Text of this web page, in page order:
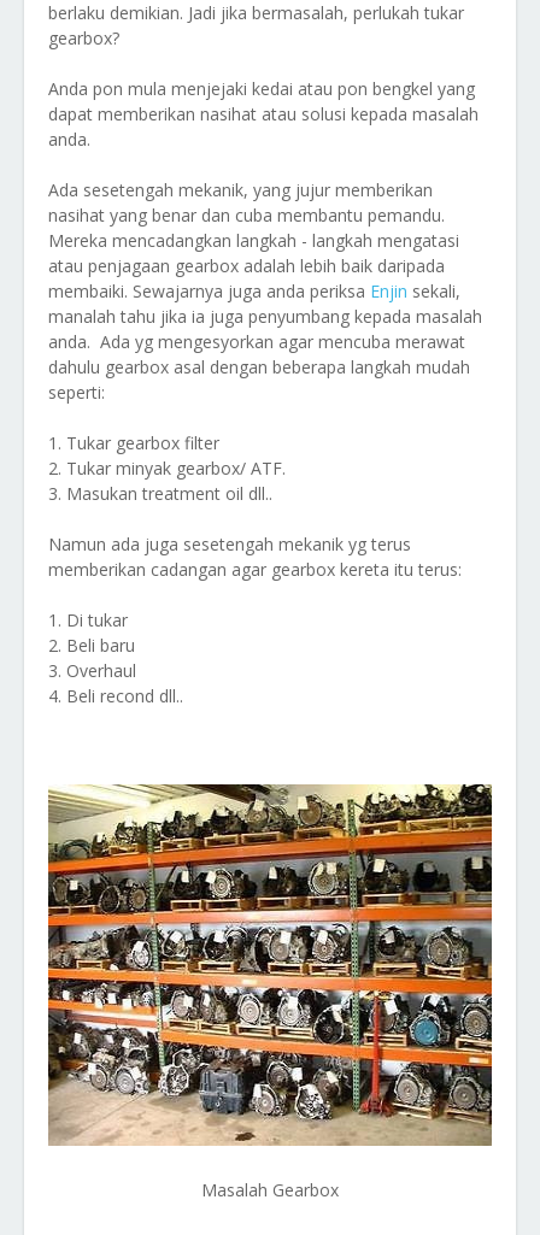
berlaku demikian. Jadi jika bermasalah, perlukah tukar
gearbox?
Anda pon mula menjejaki kedai atau pon bengkel yang
dapat memberikan nasihat atau solusi kepada masalah
anda.
Ada sesetengah mekanik, yang jujur memberikan
nasihat yang benar dan cuba membantu pemandu.
Mereka mencadangkan langkah - langkah mengatasi
atau penjagaan gearbox adalah lebih baik daripada
membaiki. Sewajarnya juga anda periksa Enjin sekali,
manalah tahu jika ia juga penyumbang kepada masalah
anda. Ada yg mengesyorkan agar mencuba merawat
dahulu gearbox asal dengan beberapa langkah mudah
seperti:
1. Tukar gearbox filter
2. Tukar minyak gearbox/ ATF.
3. Masukan treatment oil dll..
Namun ada juga sesetengah mekanik yg terus
memberikan cadangan agar gearbox kereta itu terus:
1. Di tukar
2. Beli baru
3. Overhaul
4. Beli recond dll..
Masalah Gearbox